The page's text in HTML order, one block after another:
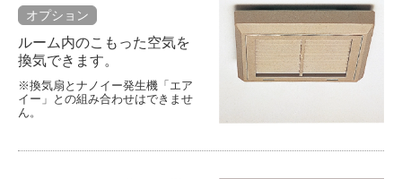
オプション
ルーム内のこもった空気を
換気できます。
※換気扇とナノイー発生機「エア
イー」との組み合わせはできませ
ん。